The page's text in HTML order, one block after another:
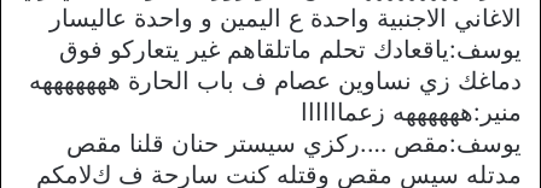
الاغاني اﻻجنبية واحدة ع اليمين و واحدة عاليسار
يوسف:ياقعادك تحلم ماتلقاهم غير يتعاركو فوق
دماغك زي نساوين عصام ف باب الحارة هههههههه
منير:ههههههه زعماااااا
يوسف:مقص ….ركزي سيستر حنان قلنا مقص
مدتله سيس مقص وقتله كنت سارحة ف كﻻمكم